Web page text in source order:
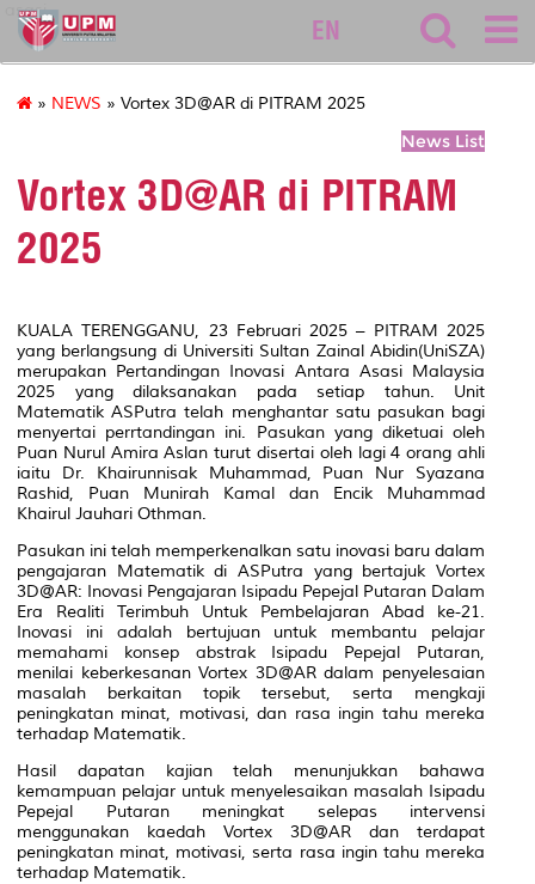
asasi
EN
» NEWS » Vortex 3D@AR di PITRAM 2025
News List
Vortex 3D@AR di PITRAM
2025
KUALA TERENGGANU, 23 Februari 2025 – PITRAM 2025
yang berlangsung di Universiti Sultan Zainal Abidin(UniSZA)
merupakan Pertandingan Inovasi Antara Asasi Malaysia
2025 yang dilaksanakan pada setiap tahun. Unit
Matematik ASPutra telah menghantar satu pasukan bagi
menyertai perrtandingan ini. Pasukan yang diketuai oleh
Puan Nurul Amira Aslan turut disertai oleh lagi 4 orang ahli
iaitu Dr. Khairunnisak Muhammad, Puan Nur Syazana
Rashid, Puan Munirah Kamal dan Encik Muhammad
Khairul Jauhari Othman.
Pasukan ini telah memperkenalkan satu inovasi baru dalam
pengajaran Matematik di ASPutra yang bertajuk Vortex
3D@AR: Inovasi Pengajaran Isipadu Pepejal Putaran Dalam
Era Realiti Terimbuh Untuk Pembelajaran Abad ke-21.
Inovasi ini adalah bertujuan untuk membantu pelajar
memahami konsep abstrak Isipadu Pepejal Putaran,
menilai keberkesanan Vortex 3D@AR dalam penyelesaian
masalah berkaitan topik tersebut, serta mengkaji
peningkatan minat, motivasi, dan rasa ingin tahu mereka
terhadap Matematik.
Hasil dapatan kajian telah menunjukkan bahawa
kemampuan pelajar untuk menyelesaikan masalah Isipadu
Pepejal Putaran meningkat selepas intervensi
menggunakan kaedah Vortex 3D@AR dan terdapat
peningkatan minat, motivasi, serta rasa ingin tahu mereka
terhadap Matematik.